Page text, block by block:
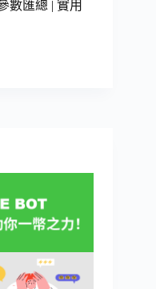
數匯總 | 實用